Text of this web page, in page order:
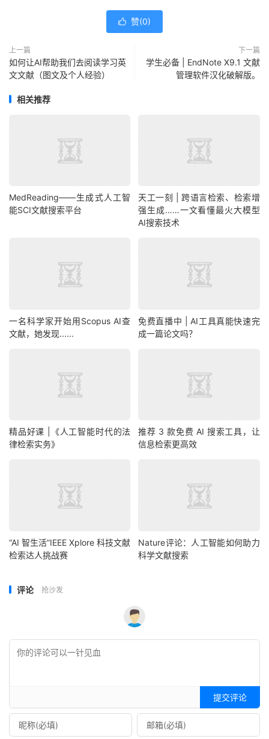
 赞(0)
上一篇
如何让AI帮助我们去阅读学习英
文文献（图文及个人经验）
下一篇
学生必备 | EndNote X9.1 文献
管理软件汉化破解版。
相关推荐
MedReading——生成式人工智
能SCI文献搜索平台
天工一刻 | 跨语言检索、检索增
强生成……一文看懂最火大模型
AI搜索技术
一名科学家开始用Scopus AI查
文献，她发现......
免费直播中 | AI工具真能快速完
成一篇论文吗？
精品好课 |《人工智能时代的法
律检索实务》
推荐 3 款免费 AI 搜索工具，让
信息检索更高效
“AI 智生活”IEEE Xplore 科技文献
检索达人挑战赛
Nature评论：人工智能如何助力
科学文献搜索
评论 抢沙发
提交评论